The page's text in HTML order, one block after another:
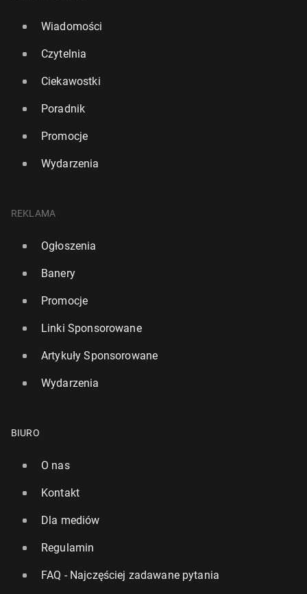
Wiadomości
Czytelnia
Ciekawostki
Poradnik
Promocje
Wydarzenia
REKLAMA
Ogłoszenia
Banery
Promocje
Linki Sponsorowane
Artykuły Sponsorowane
Wydarzenia
BIURO
O nas
Kontakt
Dla mediów
Regulamin
FAQ - Najczęściej zadawane pytania